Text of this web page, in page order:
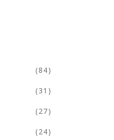
(84)
(31)
(27)
(24)